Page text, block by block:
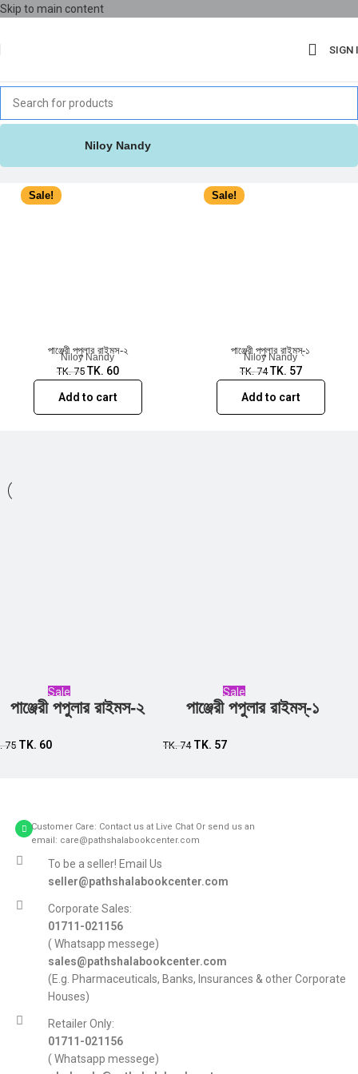
Skip to main content
SIGN
Niloy Nandy
Sale!
পাঞ্জেরী পপুলার রাইমস-২
Niloy Nandy
TK.75 TK. 60
Add to cart
Sale!
পাঞ্জেরী পপুলার রাইমস্‌-১
Niloy Nandy
TK.74 TK. 57
Add to cart
Sale
পাঞ্জেরী পপুলার রাইমস-২
75 TK. 60
Sale
পাঞ্জেরী পপুলার রাইমস্‌-১
TK.74 TK. 57
Customer Care: Contact us at Live Chat Or send us an
email: care@pathshalabookcenter.com
To be a seller! Email Us
seller@pathshalabookcenter.com
Corporate Sales:
01711-021156
( Whatsapp messege)
sales@pathshalabookcenter.com
(E.g. Pharmaceuticals, Banks, Insurances & other Corporate
Houses)
Retailer Only:
01711-021156
( Whatsapp messege)